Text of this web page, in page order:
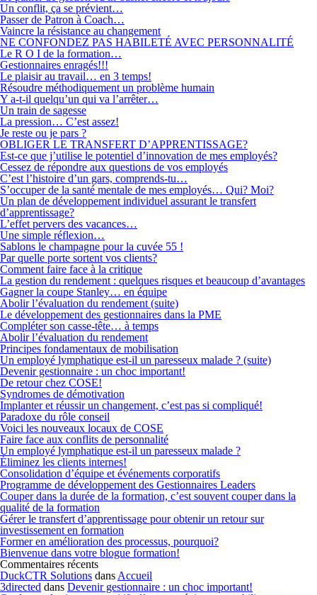
Un conflit, ça se prévient…
Passer de Patron à Coach…
Vaincre la résistance au changement
NE CONFONDEZ PAS HABILETÉ AVEC PERSONNALITÉ
Le R O I de la formation…
Gestionnaires enragés!!!
Le plaisir au travail… en 3 temps!
Résoudre méthodiquement un problème humain
Y a-t-il quelqu’un qui va l’arrêter…
Un train de sagesse
La pression… C’est assez!
Je reste ou je pars ?
OBLIGER LE TRANSFERT D’APPRENTISSAGE?
Est-ce que j’utilise le potentiel d’innovation de mes employés?
Cessez de répondre aux questions de vos employés
C’est l’histoire d’un gars, comprends-tu…
S’occuper de la santé mentale de mes employés… Qui? Moi?
Un plan de développement individuel assurant le transfert
d’apprentissage?
L’effet pervers des vacances…
Une simple réflexion…
Sablons le champagne pour la cuvée 55 !
Par quelle porte sortent vos clients?
Comment faire face à la critique
La gestion du rendement : quelques risques et beaucoup d’avantages
Gagner la coupe Stanley… en équipe
Abolir l’évaluation du rendement (suite)
Le développement des gestionnaires dans la PME
Compléter son casse-tête… à temps
Abolir l’évaluation du rendement
Principes fondamentaux de mobilisation
Un employé lymphatique est-il un paresseux malade ? (suite)
Devenir gestionnaire : un choc important!
De retour chez COSE!
Syndromes de démotivation
Implanter et réussir un changement, c’est pas si compliqué!
Paradoxe du rôle conseil
Voici les nouveaux locaux de COSE
Faire face aux conflits de personnalité
Un employé lymphatique est-il un paresseux malade ?
Éliminez les clients internes!
Consolidation d’équipe et événements corporatifs
Programme de développement des Gestionnaires Leaders
Couper dans la durée de la formation, c’est souvent couper dans la
qualité de la formation
Gérer le transfert d’apprentissage pour obtenir un retour sur
investissement en formation
Former en amélioration des processus, pourquoi?
Bienvenue dans votre blogue formation!
Commentaires récents
DuckCTR Solutions dans Accueil
3directed dans Devenir gestionnaire : un choc important!